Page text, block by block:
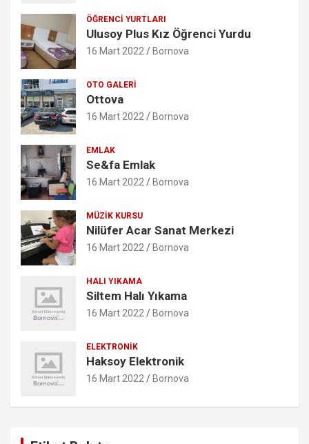
ÖĞRENCI YURTLARI
Ulusoy Plus Kız Öğrenci Yurdu
16 Mart 2022 Bornova
OTO GALERI
Ottova
16 Mart 2022 Bornova
EMLAK
Se&fa Emlak
16 Mart 2022 Bornova
MÜZIK KURSU
Nilüfer Acar Sanat Merkezi
16 Mart 2022 Bornova
HALI YIKAMA
Siltem Halı Yıkama
16 Mart 2022 Bornova
ELEKTRONIK
Haksoy Elektronik
16 Mart 2022 Bornova